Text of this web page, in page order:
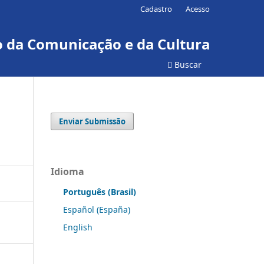
Comunicação e da Cultura
Buscar
Cadastro Acesso
Enviar Submissão
Idioma
Português (Brasil)
Español (España)
English